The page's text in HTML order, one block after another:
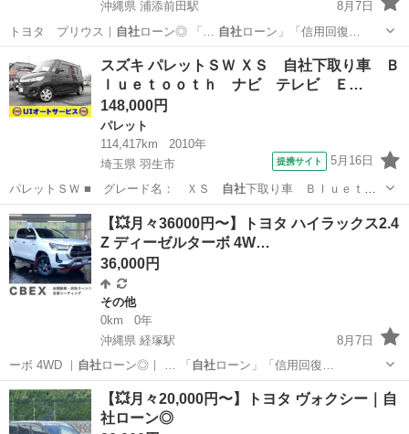
沖縄県 浦添前田駅
8月7日
トヨタ プリウス｜ 自社 ローン◎ 「… 自社ローン」「信用回復…
沖縄 浦添前田駅 ローン
スズキ パレットＳＷ ＸＳ 自社下取り車 Ｂ
ｌｕｅｔｏｏｔｈ ナビ テレビ Ｅ…
148,000円
パレット
114,417km
2010年
埼玉県 羽生市
提携サイト 5月16日
パレットＳＷ ■ グレード名： ＸＳ 自社下取り車 Ｂｌｕｅｔｏ
ｏｔｈ ナビ テ…
埼玉 羽生市 パレット
【💥月々36000円〜】トヨタ ハイラックス2.4
Z ディーゼルターボ 4W…
36,000円
その他
0km
0年
沖縄県 経塚駅
8月7日
ーボ 4WD ｜ 自社 ローン◎｜ … 「 自社ローン」「信用回復…
沖縄 那覇市 経塚駅 その他 ハイラックス
【💥月々20,000円〜】トヨタ ヴォクシー｜自
社ローン◎